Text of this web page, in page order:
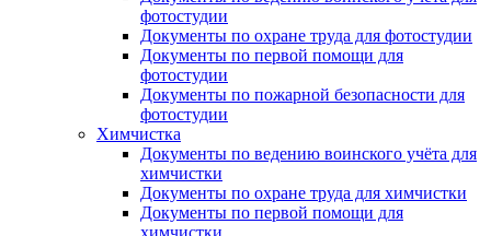
фотостудии
Документы по охране труда для фотостудии
Документы по первой помощи для
фотостудии
Документы по пожарной безопасности для
фотостудии
Химчистка
Документы по ведению воинского учёта для
химчистки
Документы по охране труда для химчистки
Документы по первой помощи для
химчистки